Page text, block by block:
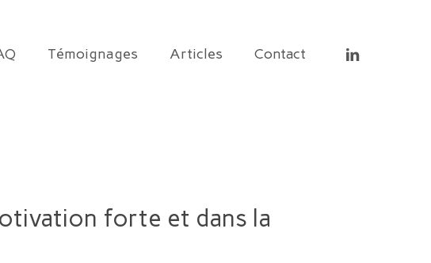
Témoignages Articles Contact linkedin
forte et dans la